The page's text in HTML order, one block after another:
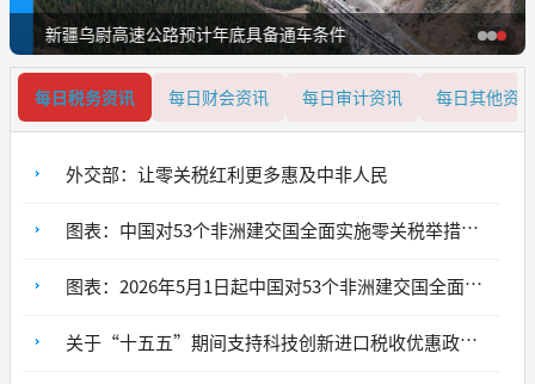
新疆乌尉高速公路预计年底具备通车条件
每日税务资讯 每日财会资讯 每日审计资讯 每日其他资讯
外交部：让零关税红利更多惠及中非人民
图表：中国对53个非洲建交国全面实施零关税举措将为中非经贸合作带来的新机遇
图表：2026年5月1日起中国对53个非洲建交国全面实施零关税举措
关于“十五五”期间支持科技创新进口税收优惠政策管理办法的通知